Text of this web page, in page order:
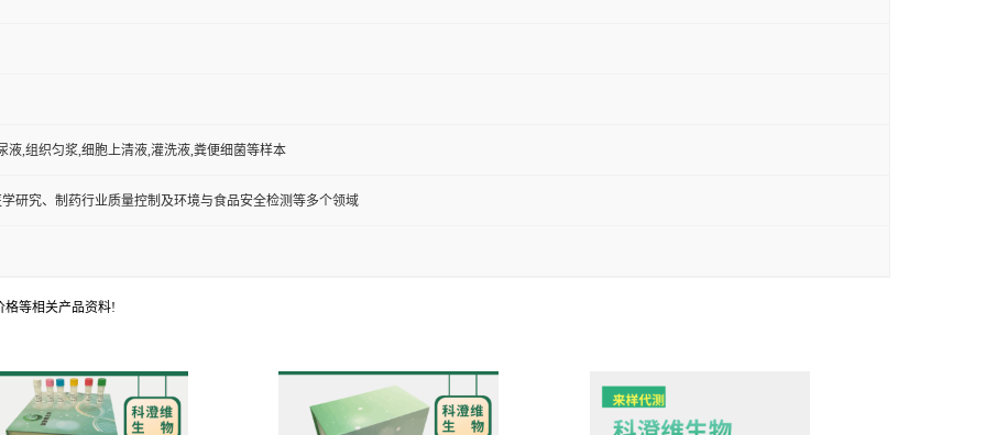
液,组织匀浆,细胞上清液,灌洗液,粪便细菌等样本
研究、制药行业质量控制及环境与食品安全检测等多个领域
格等相关产品资料!